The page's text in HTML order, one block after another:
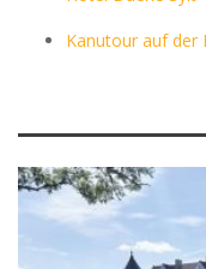
Kanutour auf der